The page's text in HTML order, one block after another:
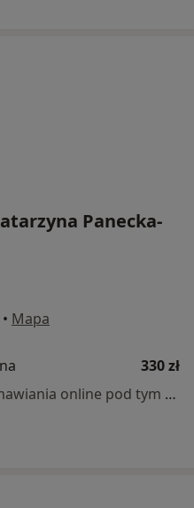
Panecka-
• Mapa
330 zł
Specjalista nie oferuje umawiania online pod tym adresem.